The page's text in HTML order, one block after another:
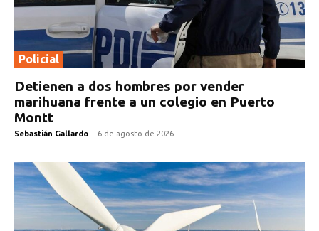
Policial
Detienen a dos hombres por vender
marihuana frente a un colegio en Puerto
Montt
Sebastián Gallardo - 6 de agosto de 2026